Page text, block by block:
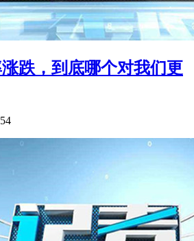
跌，到底哪个对我们更